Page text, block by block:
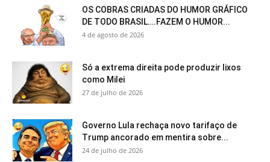
OS COBRAS CRIADAS DO HUMOR GRÁFICO
DE TODO BRASIL….FAZEM O HUMOR...
4 de agosto de 2026
Só a extrema direita pode produzir lixos
como Milei
27 de julho de 2026
Governo Lula rechaça novo tarifaço de
Trump ancorado em mentira sobre...
24 de julho de 2026